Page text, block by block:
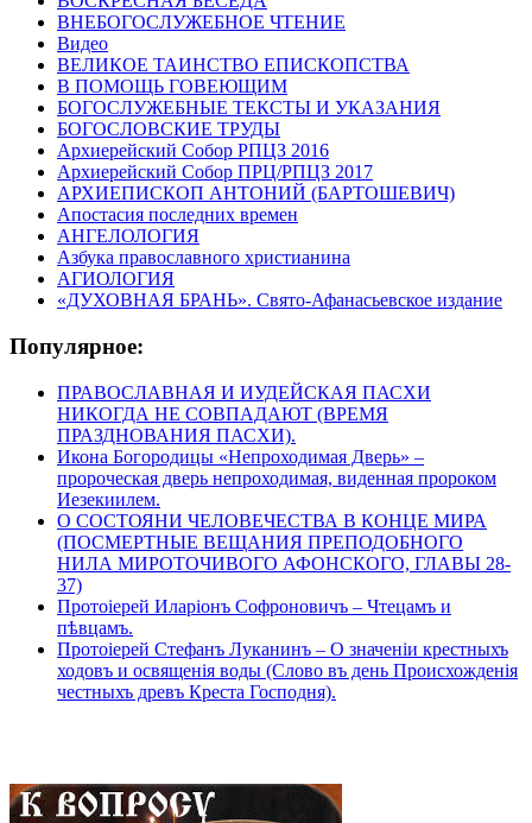
ВНЕБОГОСЛУЖЕБНОЕ ЧТЕНИЕ
Видео
ВЕЛИКОЕ ТАИНСТВО ЕПИСКОПСТВА
В ПОМОЩЬ ГОВЕЮЩИМ
БОГОСЛУЖЕБНЫЕ ТЕКСТЫ И УКАЗАНИЯ
БОГОСЛОВСКИЕ ТРУДЫ
Архиерейский Собор РПЦЗ 2016
Архиерейский Собор ПРЦ/РПЦЗ 2017
АРХИЕПИСКОП АНТОНИЙ (БАРТОШЕВИЧ)
Апостасия последних времен
АНГЕЛОЛОГИЯ
Азбука православного христианина
АГИОЛОГИЯ
«ДУХОВНАЯ БРАНЬ». Свято-Афанасьевское издание
Популярное:
ПРАВОСЛАВНАЯ И ИУДЕЙСКАЯ ПАСХИ
НИКОГДА НЕ СОВПАДАЮТ (ВРЕМЯ
ПРАЗДНОВАНИЯ ПАСХИ).
Икона Богородицы «Непроходимая Дверь» –
пророческая дверь непроходимая, виденная пророком
Иезекиилем.
О СОСТОЯНИ ЧЕЛОВЕЧЕСТВА В КОНЦЕ МИРА
(ПОСМЕРТНЫЕ ВЕЩАНИЯ ПРЕПОДОБНОГО
НИЛА МИРОТОЧИВОГО АФОНСКОГО, ГЛАВЫ 28-
37)
Протоіерей Иларіонъ Софроновичъ – Чтецамъ и
пѣвцамъ.
Протоіерей Стефанъ Луканинъ – О значеніи крестныхъ
ходовъ и освященія воды (Слово въ день Происхожденія
честныхъ древъ Креста Господня).